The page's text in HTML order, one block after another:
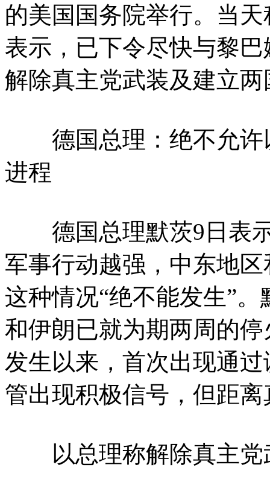
的美国国务院举行。当
表示，已下令尽快与黎
解除真主党武装及建立
德国总理：绝不允许
进程
德国总理默茨9日表示
军事行动越强，中东地
这种情况“绝不能发生”
和伊朗已就为期两周的
发生以来，首次出现通
管出现积极信号，但距
以总理称解除真主党